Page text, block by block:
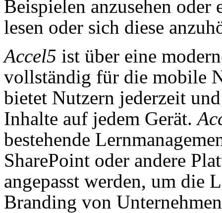
Beispielen anzusehen oder
lesen oder sich diese
Accel5 ist über eine
vollständig für die mobile
bietet Nutzern jederzeit
Inhalte auf jedem Gerät.
bestehende
SharePoint oder andere
angepasst werden, um die
Branding von